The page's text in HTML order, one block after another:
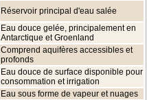
Réservoir principal d'eau salée
Eau douce gelée, principalement en
Antarctique et Groenland
Comprend aquifères accessibles et
profonds
Eau douce de surface disponible pour
consommation et irrigation
Eau sous forme de vapeur et nuages